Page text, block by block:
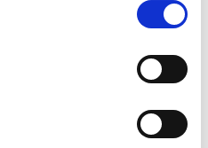
is ideaal voor
is deze rolsteiger eenvoudig
voor optimale stabiliteit en